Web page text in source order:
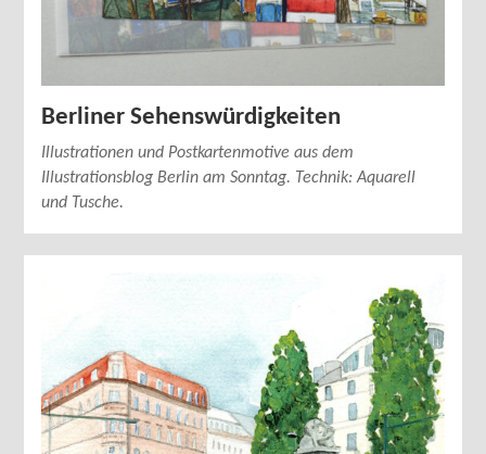
Berliner Sehenswürdigkeiten
Illustrationen und Postkartenmotive aus dem
Illustrationsblog Berlin am Sonntag. Technik: Aquarell
und Tusche.